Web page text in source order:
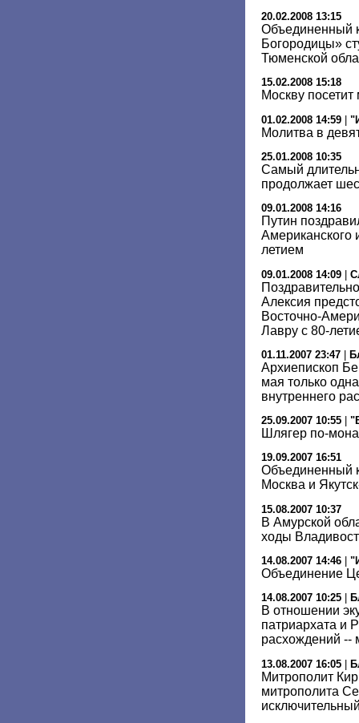
20.02.2008 13:15
Объединенный
Богородицы»
Тюменской
15.02.2008 15:18
Москву
01.02.2008 14:59 |
Молитва в
25.01.2008 10:35
Самый
продолжает
09.01.2008 14:16
Путин
Американского
летием
09.01.2008 14:09 |
Алексия
Восточно-
Лавру с 80-
01.11.2007 23:47
Архиепископ
мая только
внутреннего
25.09.2007 10:55
Шлягер по-
19.09.2007 16:51
Объединенный
Москва и
15.08.2007 10:37
В Амурской
ходы
14.08.2007 14:46
Объединение
14.08.2007 10:25
В отношении
патриархата и
расхождений --
13.08.2007 16:05
Митрополит
митрополита